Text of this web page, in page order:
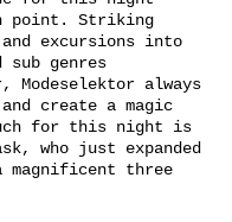
point. Striking
excursions into
genres
always
create a magic
for this night is
who just expanded
magnificent three